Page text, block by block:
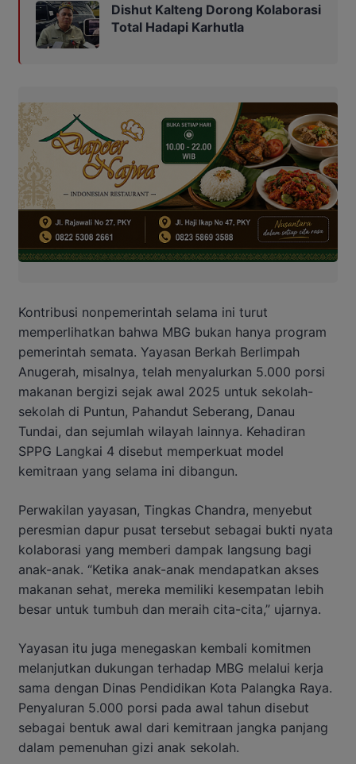
Dishut Kalteng Dorong Kolaborasi
Total Hadapi Karhutla
Kontribusi nonpemerintah selama ini turut
memperlihatkan bahwa MBG bukan hanya program
pemerintah semata. Yayasan Berkah Berlimpah
Anugerah, misalnya, telah menyalurkan 5.000 porsi
makanan bergizi sejak awal 2025 untuk sekolah-
sekolah di Puntun, Pahandut Seberang, Danau
Tundai, dan sejumlah wilayah lainnya. Kehadiran
SPPG Langkai 4 disebut memperkuat model
kemitraan yang selama ini dibangun.
Perwakilan yayasan, Tingkas Chandra, menyebut
peresmian dapur pusat tersebut sebagai bukti nyata
kolaborasi yang memberi dampak langsung bagi
anak-anak. “Ketika anak-anak mendapatkan akses
makanan sehat, mereka memiliki kesempatan lebih
besar untuk tumbuh dan meraih cita-cita,” ujarnya.
Yayasan itu juga menegaskan kembali komitmen
melanjutkan dukungan terhadap MBG melalui kerja
sama dengan Dinas Pendidikan Kota Palangka Raya.
Penyaluran 5.000 porsi pada awal tahun disebut
sebagai bentuk awal dari kemitraan jangka panjang
dalam pemenuhan gizi anak sekolah.